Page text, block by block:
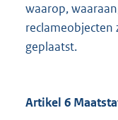
waarop,
reclameobjecten
geplaatst.
Artikel 6